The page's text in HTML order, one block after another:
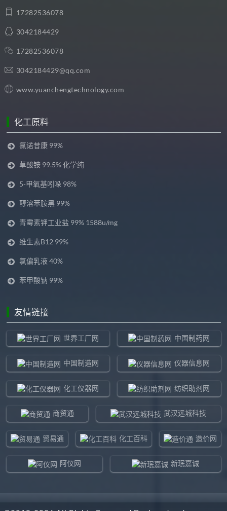
17282536078
3042184429
17282536078
3042184429@qq.com
www.yuanchengtechnology.com
化工原料
氯诺昔康 99%
草酸铵 99.5% 化学纯
5-甲氧基吲哚 98%
醇溶苯胺黑 99%
青霉素钾工业盐 99% 1588u/mg
维生素B12 99%
氯偏乳液 40%
苯甲酸钠 99%
友情链接
世界工厂网 中国制药网
中国制造网 仪器信息网
化工仪器网 纺织助剂网
商贸通 武汉远城科技
贸易通 化工百科 造价网
阿仪网 新珉嘉诚